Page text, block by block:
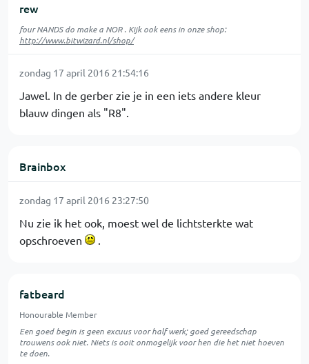
rew
four NANDS do make a NOR . Kijk ook eens in onze shop:
http://www.bitwizard.nl/shop/
zondag 17 april 2016 21:54:16
Jawel. In de gerber zie je in een iets andere kleur
blauw dingen als "R8".
Brainbox
zondag 17 april 2016 23:27:50
Nu zie ik het ook, moest wel de lichtsterkte wat
opschroeven
.
fatbeard
Honourable Member
Een goed begin is geen excuus voor half werk; goed gereedschap
trouwens ook niet. Niets is ooit onmogelijk voor hen die het niet hoeven
te doen.